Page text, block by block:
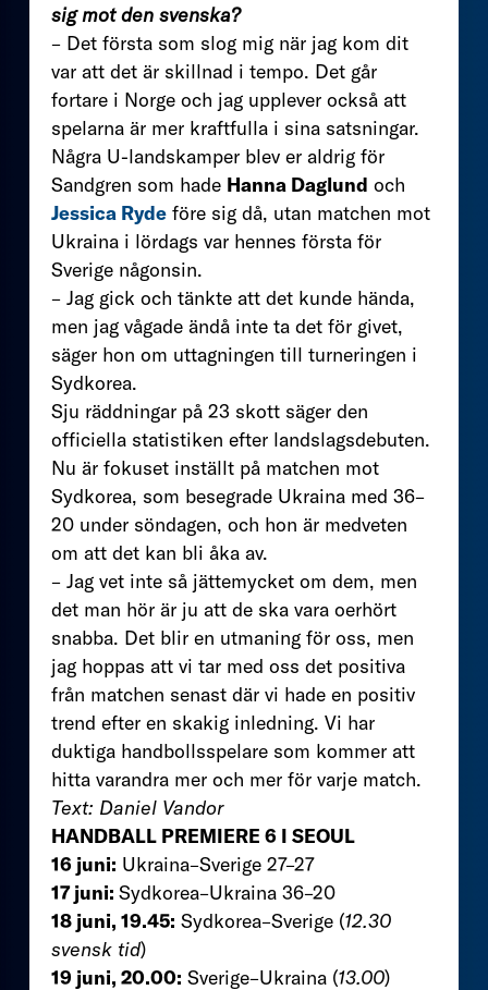
sig mot den svenska?
– Det första som slog mig när jag kom dit
var att det är skillnad i tempo. Det går
fortare i Norge och jag upplever också att
spelarna är mer kraftfulla i sina satsningar.
Några U-landskamper blev er aldrig för
Sandgren som hade Hanna Daglund och
Jessica Ryde före sig då, utan matchen mot
Ukraina i lördags var hennes första för
Sverige någonsin.
– Jag gick och tänkte att det kunde hända,
men jag vågade ändå inte ta det för givet,
säger hon om uttagningen till turneringen i
Sydkorea.
Sju räddningar på 23 skott säger den
officiella statistiken efter landslagsdebuten.
Nu är fokuset inställt på matchen mot
Sydkorea, som besegrade Ukraina med 36–
20 under söndagen, och hon är medveten
om att det kan bli åka av.
– Jag vet inte så jättemycket om dem, men
det man hör är ju att de ska vara oerhört
snabba. Det blir en utmaning för oss, men
jag hoppas att vi tar med oss det positiva
från matchen senast där vi hade en positiv
trend efter en skakig inledning. Vi har
duktiga handbollsspelare som kommer att
hitta varandra mer och mer för varje match.
Text: Daniel Vandor
HANDBALL PREMIERE 6 I SEOUL
16 juni: Ukraina–Sverige 27–27
17 juni: Sydkorea–Ukraina 36–20
18 juni, 19.45: Sydkorea–Sverige (12.30
svensk tid)
19 juni, 20.00: Sverige–Ukraina (13.00)